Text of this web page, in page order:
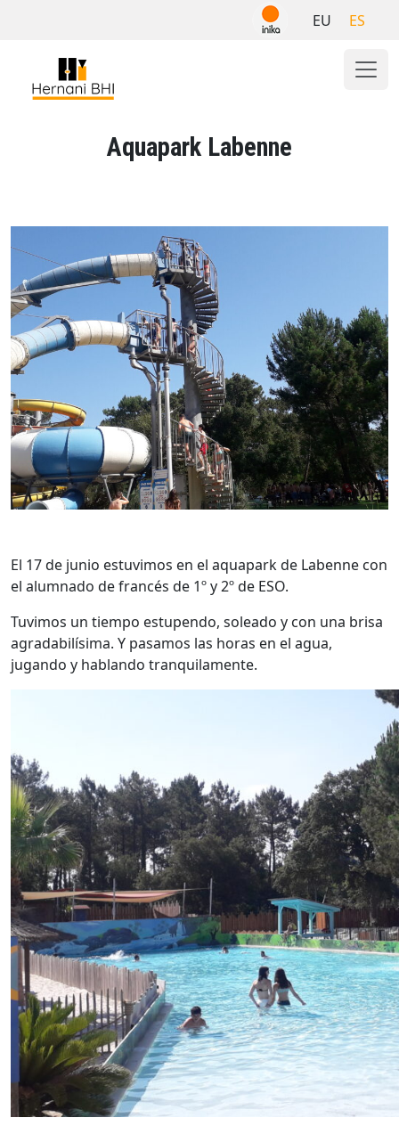
EU ES
Aquapark Labenne
El 17 de junio estuvimos en el aquapark de Labenne con
el alumnado de francés de 1º y 2º de ESO.
Tuvimos un tiempo estupendo, soleado y con una brisa
agradabilísima. Y pasamos las horas en el agua,
jugando y hablando tranquilamente.